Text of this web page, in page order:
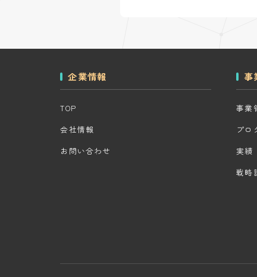
企業情報
TOP
会社情報
お問い合わせ
事
事業
プロ
実績
戦略